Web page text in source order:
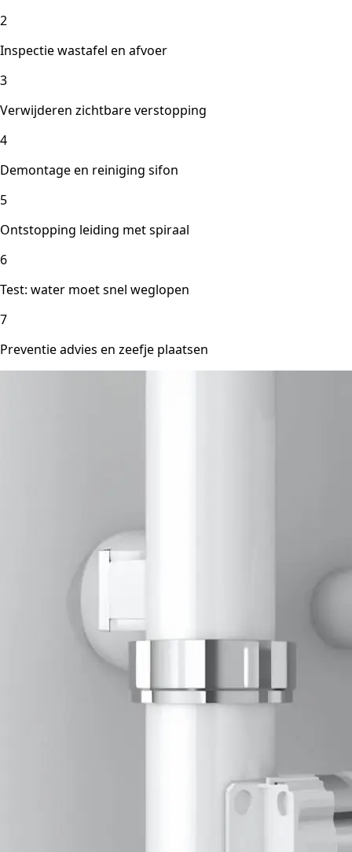
2
Inspectie wastafel en afvoer
3
Verwijderen zichtbare verstopping
4
Demontage en reiniging sifon
5
Ontstopping leiding met spiraal
6
Test: water moet snel weglopen
7
Preventie advies en zeefje plaatsen